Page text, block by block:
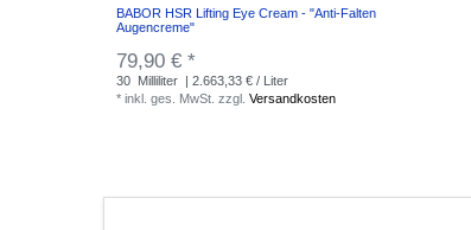
BABOR HSR Lifting Eye Cream - "Anti-Falten
Augencreme"
79,90 € *
30 Milliliter | 2.663,33 € / Liter
*inkl. ges. MwSt. zzgl.Versandkosten